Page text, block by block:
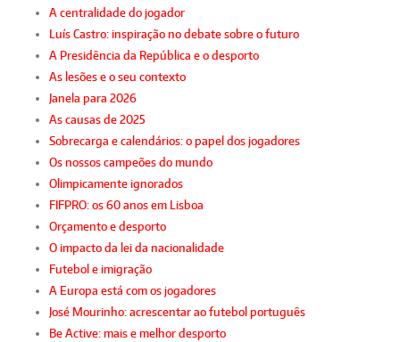
A centralidade do jogador
Luís Castro: inspiração no debate sobre o futuro
A Presidência da República e o desporto
As lesões e o seu contexto
Janela para 2026
As causas de 2025
Sobrecarga e calendários: o papel dos jogadores
Os nossos campeões do mundo
Olimpicamente ignorados
FIFPRO: os 60 anos em Lisboa
Orçamento e desporto
O impacto da lei da nacionalidade
Futebol e imigração
A Europa está com os jogadores
José Mourinho: acrescentar ao futebol português
Be Active: mais e melhor desporto